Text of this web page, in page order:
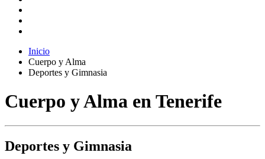
Inicio
Cuerpo y Alma
Deportes y Gimnasia
Cuerpo y Alma en Tenerife
Deportes y Gimnasia